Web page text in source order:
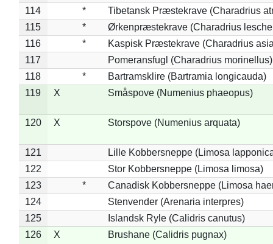
114
*
Tibetansk Præstekrave (Charadrius
115
*
Ørkenpræstekrave (Charadrius
116
*
Kaspisk Præstekrave (Charadrius
117
Pomeransfugl (Charadrius morinellus)
118
*
Bartramsklire (Bartramia longicauda)
119
X Småspove (Numenius phaeopus)
120 X Storspove (Numenius arquata)
121
Lille Kobbersneppe (Limosa
122
Stor Kobbersneppe (Limosa limosa)
123
*
Canadisk Kobbersneppe (Limosa
124
Stenvender (Arenaria interpres)
125
Islandsk Ryle (Calidris canutus)
126
X Brushane (Calidris pugnax)